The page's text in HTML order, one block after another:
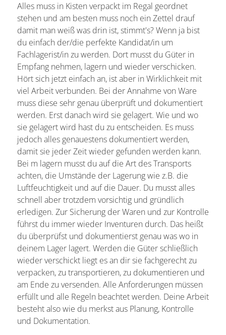
Alles muss in Kisten verpackt im Regal geordnet
stehen und am besten muss noch ein Zettel drauf
damit man weiß was drin ist, stimmt's? Wenn ja bist
du einfach der/die perfekte Kandidat/in um
Fachlagerist/in zu werden. Dort musst du Güter in
Empfang nehmen, lagern und wieder verschicken.
Hört sich jetzt einfach an, ist aber in Wirklichkeit mit
viel Arbeit verbunden. Bei der Annahme von Ware
muss diese sehr genau überprüft und dokumentiert
werden. Erst danach wird sie gelagert. Wie und wo
sie gelagert wird hast du zu entscheiden. Es muss
jedoch alles genauestens dokumentiert werden,
damit sie jeder Zeit wieder gefunden werden kann.
Bei m lagern musst du auf die Art des Transports
achten, die Umstände der Lagerung wie z.B. die
Luftfeuchtigkeit und auf die Dauer. Du musst alles
schnell aber trotzdem vorsichtig und gründlich
erledigen. Zur Sicherung der Waren und zur Kontrolle
führst du immer wieder Inventuren durch. Das heißt
du überprüfst und dokumentierst genau was wo in
deinem Lager lagert. Werden die Güter schließlich
wieder verschickt liegt es an dir sie fachgerecht zu
verpacken, zu transportieren, zu dokumentieren und
am Ende zu versenden. Alle Anforderungen müssen
erfüllt und alle Regeln beachtet werden. Deine Arbeit
besteht also wie du merkst aus Planung, Kontrolle
und Dokumentation.